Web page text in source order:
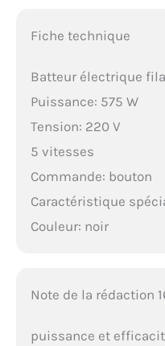
Fiche technique
Batteur électrique
Puissance: 575 W
Tension: 220 V
5 vitesses
Commande: bouton
Caractéristique
Couleur: noir
Note de la rédaction
puissance et